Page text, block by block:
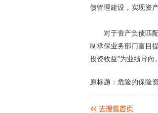
债管理建设，实现资
对于资产负债匹配“
制承保业务部门盲目
投资收益”为业绩导向
原标题：危险的保险